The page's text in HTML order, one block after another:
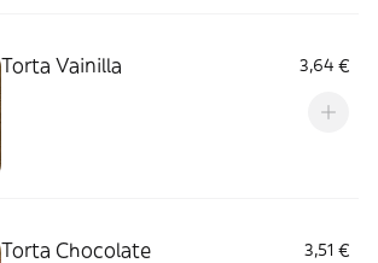
Torta Vainilla 3,64 €
Torta Chocolate 3,51 €